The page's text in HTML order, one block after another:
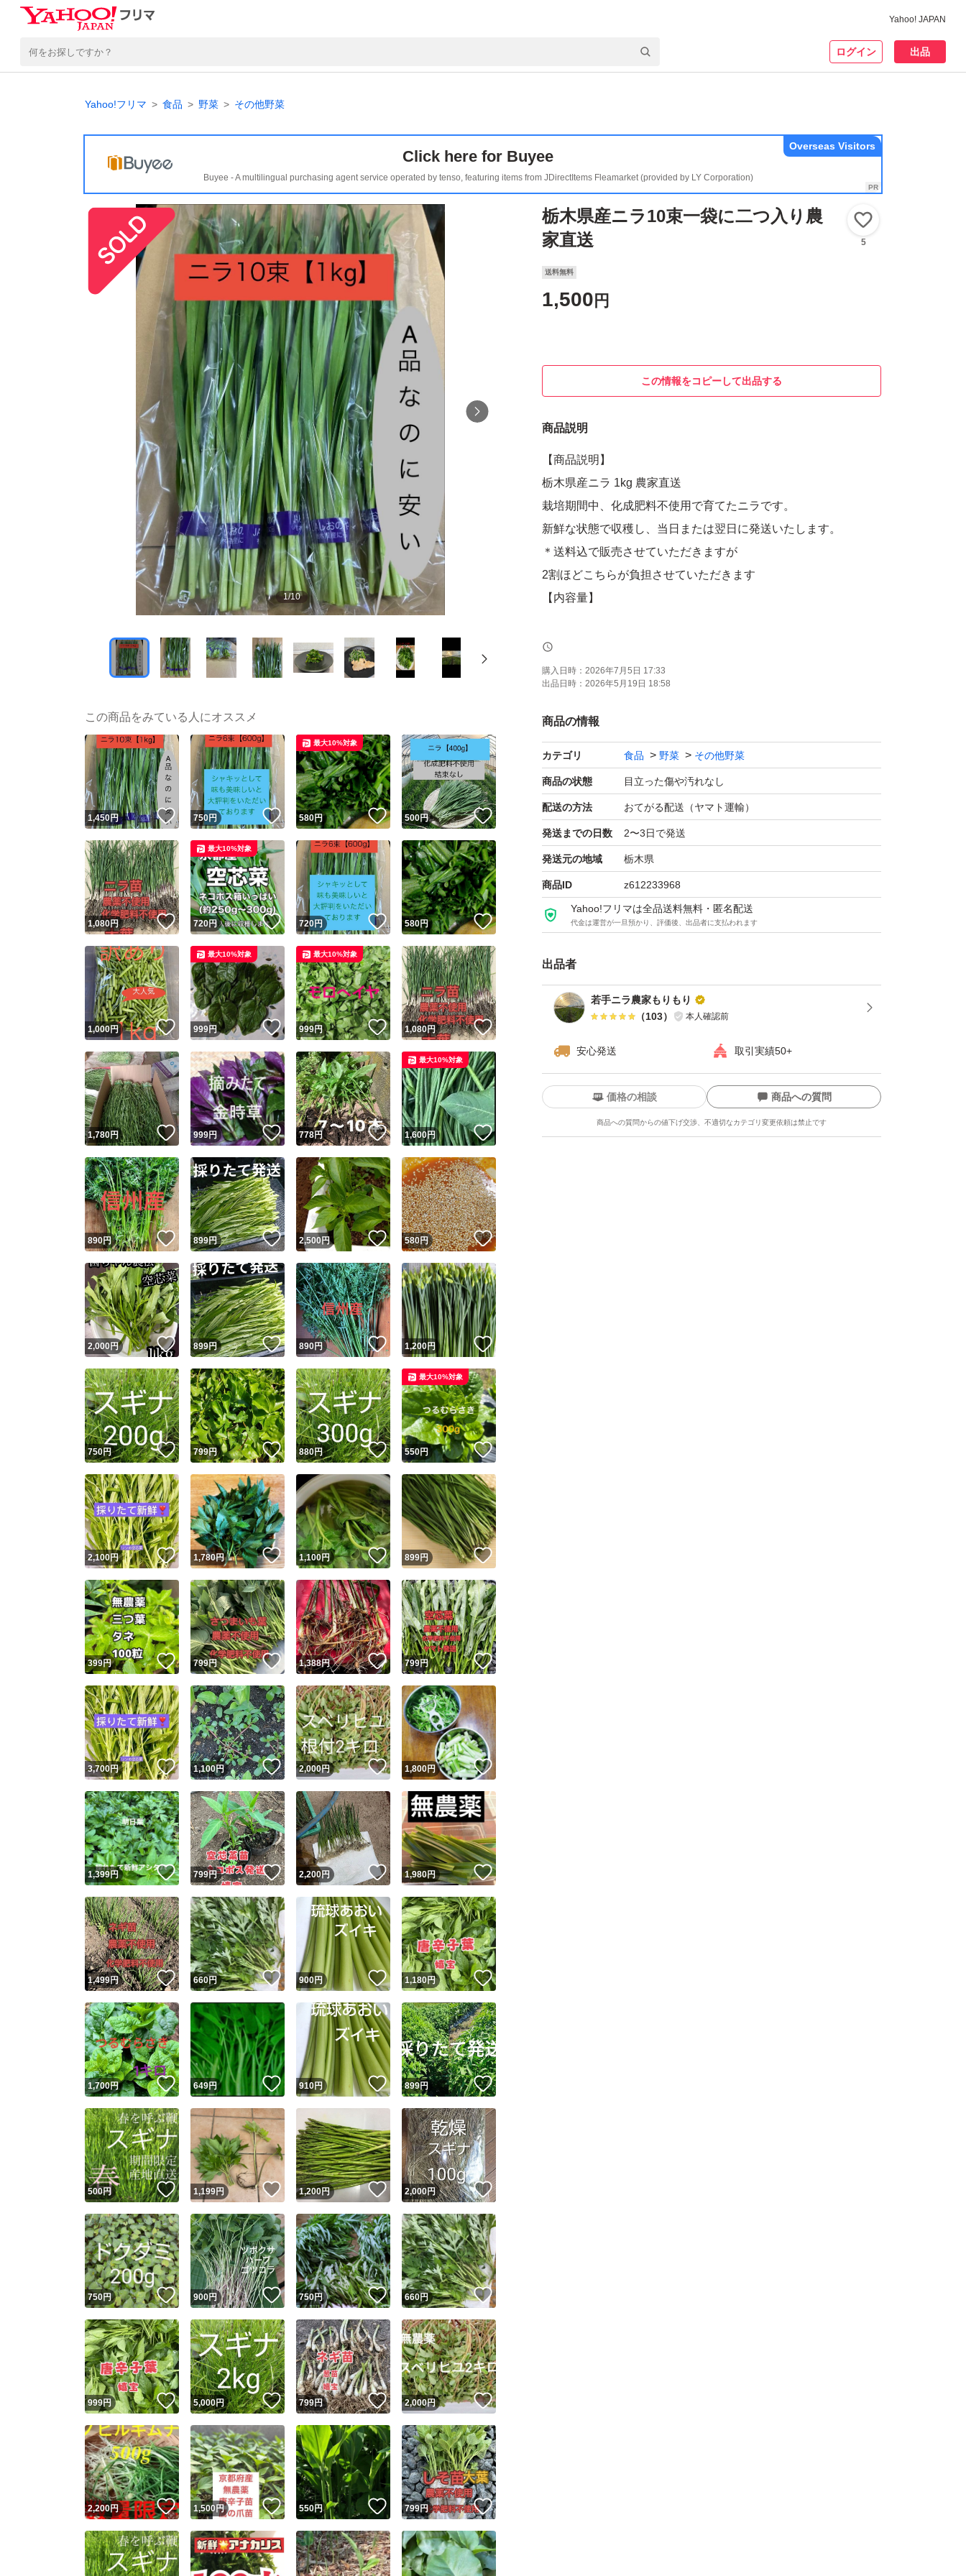
Yahoo! JAPAN
ログイン 出品
Yahoo!フリマ 食品 野菜 その他野菜
Click here for Buyee
Buyee - A multilingual purchasing agent service operated by tenso, featuring items from JDirectItems Fleamarket (provided by LY Corporation)
Overseas Visitors
1/10
栃木県産ニラ10束一袋に二つ入り農
家直送
5
送料無料
1,500 円
この情報をコピーして出品する
商品説明
【商品説明】
栃木県産ニラ 1kg 農家直送
栽培期間中、化成肥料不使用で育てたニラです。
新鮮な状態で収穫し、当日または翌日に発送いたします。
＊送料込で販売させていただきますが
2割ほどこちらが負担させていただきます
【内容量】
1kg（結束あり・小袋）
【梱包について】
輸送中に多少空気が入る場合があります。
軽く折り曲げて梱包する場合がありますのでご了承ください。
【保存方法】
【賞味期限】
発送日より3〜5日を目安にお召し上がりください
・農産物のため、サイズや形にばらつきがあります
・葉先の折れや軽微な傷がある場合があります
・生鮮品のため返品・クレームはご遠慮ください
購入日時： 2026年7月5日 17:33
出品日時： 2026年5月19日 18:58
商品の情報
カテゴリ 食品 野菜 その他野菜
商品の状態 目立った傷や汚れなし
配送の方法 おてがる配送（ヤマト運輸）
発送までの日数 2〜3日で発送
発送元の地域 栃木県
商品ID z612233968
Yahoo!フリマは全品送料無料・匿名配送
代金は運営が一旦預かり、評価後、出品者に支払われます
出品者
若手ニラ農家もりもり
（103） 本人確認前
安心発送 取引実績50+
ユーザーの実績について
Yahoo!フリマが定めた一定の基準を満たしたユーザーにバッジを付与しています
安心取引出品者
安心取引出品者 Yahoo!フリマの基準をクリアした安心・安全なユーザーです
取引実績
取引実績◯+ このユーザーはYahoo!フリマの取引を完了させた実績があります
他フリマ実績◯+ このユーザーは他フリマサービスでの取引実績があります
スピード&安心発送
※このバッジは実績に基づく表示であり、発送を保証しているものではありません
スピード＆安心発送
このユーザーは高頻度で24時間以内＆設定した発送日数内に発送してい
ます
スピード発送 このユーザーは高頻度で24時間以内に発送しています
安心発送 このユーザーは設定した発送日数内に発送しています
価格の相談 商品への質問
商品への質問からの値下げ交渉、不適切なカテゴリ変更依頼は禁止です
この商品の情報をコピーします
商品画像の無断転載は禁止 されています
コピーは1商品につき1回です
出品ページへ
キャンセル
この商品をみている人にオススメ
1,450円 いいね！
750円 いいね！
580円 いいね！
最大10%対象
500円 いいね！
1,080円 いいね！
720円 いいね！
最大10%対象
720円 いいね！
580円 いいね！
1,000円 いいね！
999円 いいね！
最大10%対象
999円 いいね！
最大10%対象
1,080円 いいね！
1,780円 いいね！
999円 いいね！
778円 いいね！
1,600円 いいね！
最大10%対象
890円 いいね！
899円 いいね！
2,500円 いいね！
580円 いいね！
2,000円 いいね！
899円 いいね！
890円 いいね！
1,200円 いいね！
750円 いいね！
799円 いいね！
880円 いいね！
550円 いいね！
最大10%対象
2,100円 いいね！
1,780円 いいね！
1,100円 いいね！
899円 いいね！
399円 いいね！
799円 いいね！
1,388円 いいね！
799円 いいね！
3,700円 いいね！
1,100円 いいね！
2,000円 いいね！
1,800円 いいね！
1,399円 いいね！
799円 いいね！
2,200円 いいね！
1,980円 いいね！
1,499円 いいね！
660円 いいね！
900円 いいね！
1,180円 いいね！
1,700円 いいね！
649円 いいね！
910円 いいね！
899円 いいね！
500円 いいね！
1,199円 いいね！
1,200円 いいね！
2,000円 いいね！
750円 いいね！
900円 いいね！
750円 いいね！
660円 いいね！
999円 いいね！
5,000円 いいね！
799円 いいね！
2,000円 いいね！
2,200円 いいね！
1,500 円 いいね！
550円 いいね！
799円 いいね！